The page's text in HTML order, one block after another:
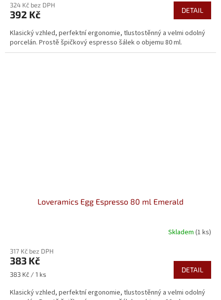
324 Kč bez DPH
392 Kč DETAIL
Klasický vzhled, perfektní ergonomie, tlustostěnný a velmi odolný
porcelán. Prostě špičkový espresso šálek o objemu 80 ml.
Loveramics Egg Espresso 80 ml Emerald
Skladem (1 ks)
317 Kč bez DPH
383 Kč
Měrná
383 Kč / 1 ks
DETAIL
Klasický vzhled, perfektní ergonomie, tlustostěnný a velmi odolný